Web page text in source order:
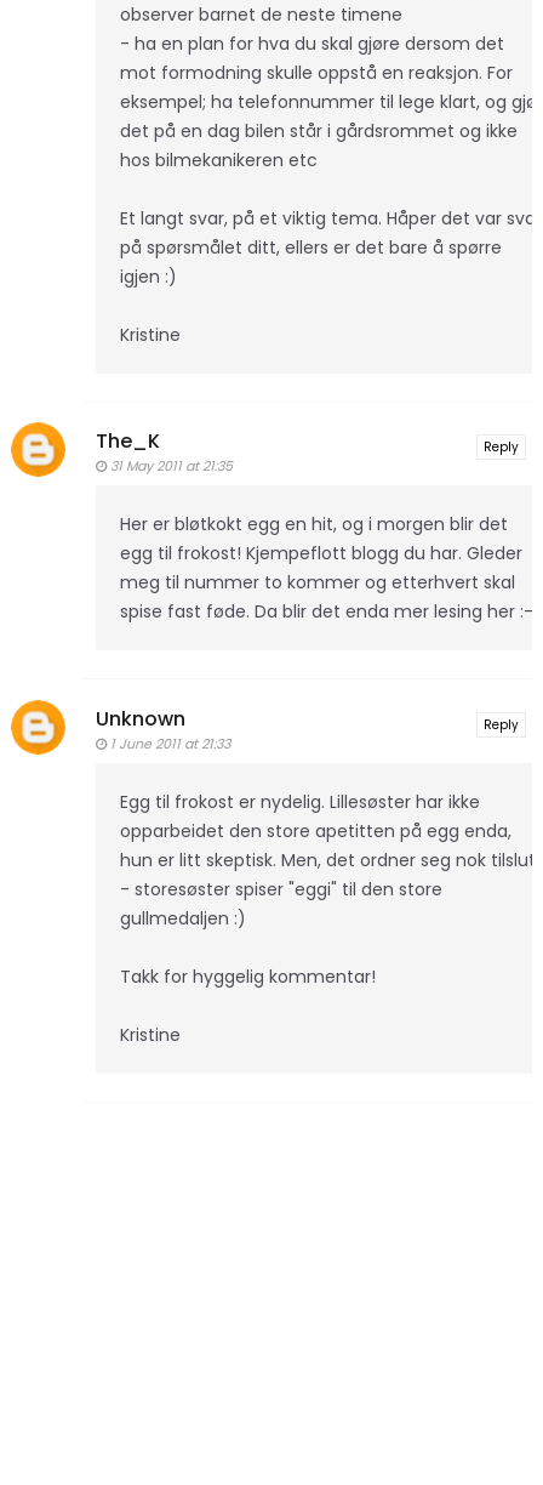
observer barnet de neste timene
- ha en plan for hva du skal gjøre dersom det
mot formodning skulle oppstå en reaksjon. For
eksempel; ha telefonnummer til lege klart, og gjør
det på en dag bilen står i gårdsrommet og ikke
hos bilmekanikeren etc
Et langt svar, på et viktig tema. Håper det var svar
på spørsmålet ditt, ellers er det bare å spørre
igjen :)
Kristine
The_K
31 May 2011 at 21:35
Her er bløtkokt egg en hit, og i morgen blir det
egg til frokost! Kjempeflott blogg du har. Gleder
meg til nummer to kommer og etterhvert skal
spise fast føde. Da blir det enda mer lesing her :-)
Reply
Unknown
1 June 2011 at 21:33
Egg til frokost er nydelig. Lillesøster har ikke
opparbeidet den store apetitten på egg enda,
hun er litt skeptisk. Men, det ordner seg nok tilslutt
- storesøster spiser "eggi" til den store
gullmedaljen :)
Takk for hyggelig kommentar!
Kristine
Reply